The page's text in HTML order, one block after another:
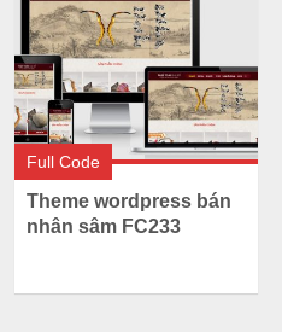
Full Code
Theme wordpress bán
nhân sâm FC233